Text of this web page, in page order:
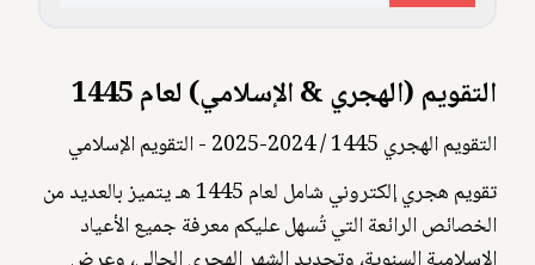
التقويم (الهجري & الإسلامي) لعام 1445
التقويم الهجري 1445 / 2024-2025 - التقويم الإسلامي
تقويم هجري إلكتروني شامل لعام 1445 هـ يتميز بالعديد من
الخصائص الرائعة التي تُسهل عليكم معرفة جميع الأعياد